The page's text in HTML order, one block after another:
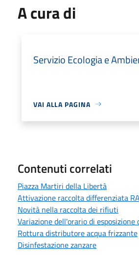
A cura di
Servizio Ecologia e
VAI ALLA PAGINA
Contenuti correlati
Piazza Martiri della Libertà
Attivazione raccolta differenziata
Novità nella raccolta dei rifiuti
Variazione dell'orario di
Rottura distributore acqua frizzante
Disinfestazione zanzare